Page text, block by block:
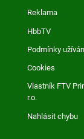
Reklama
HbbTV
Podmínky
Cookies
Vlastník FTV
r.o.
Nahlásit chybu